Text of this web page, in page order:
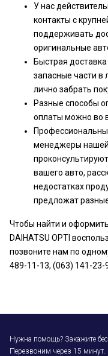
У нас
контакты с
поддерживать
оригинальные
Быстрая
запасные части
лично забрать
Разные способы
оплаты можно во
менеджеры
вашего авто,
недостатках
предложат
Чтобы найти и
DAIHATSU OPTI
позвоните нам по
489-11-13, (063) 141-23-
Нужна помощь? Закажите
Перезвоним через 15 минут.